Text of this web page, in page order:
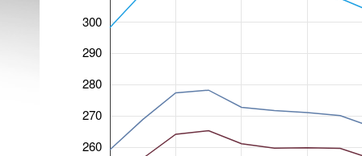
260
270
280
290
300